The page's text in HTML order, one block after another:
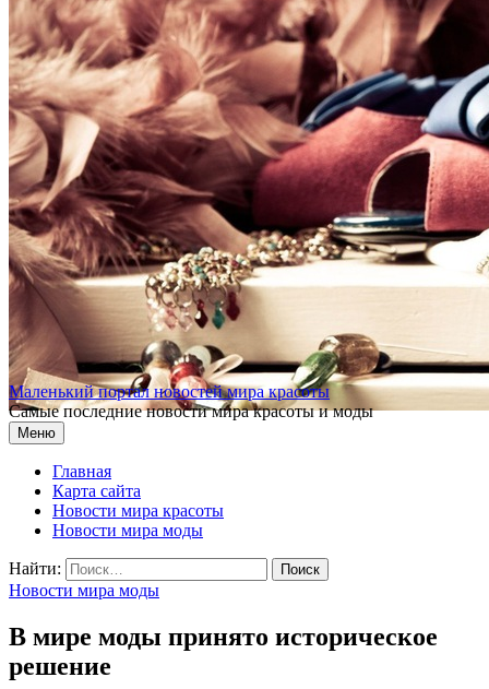
Перейти к содержимому
Маленький портал новостей мира красоты
Самые последние новости мира красоты и моды
Меню
Главная
Карта сайта
Новости мира красоты
Новости мира моды
Найти:
Новости мира моды
В мире моды принято историческое
решение